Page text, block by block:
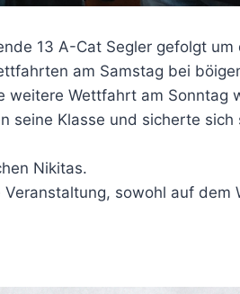
13 A-Cat Segler gefolgt
am Samstag bei
Wettfahrt am Sonntag
seine Klasse und sicherte
Nikitas.
sowohl auf dem